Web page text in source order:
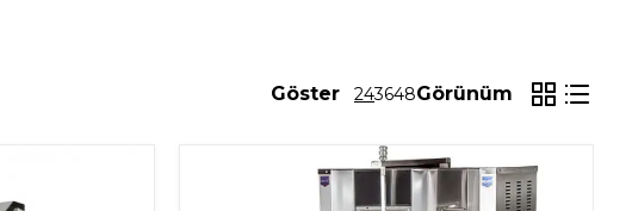
Göster 243648Görünüm